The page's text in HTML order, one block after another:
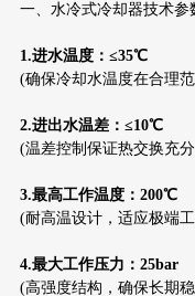
一、水冷式冷却器技术参
1.进水温度：≤35℃
(确保冷却水温度在合理
2.进出水温差：≤10℃
(温差控制保证热交换充
3.最高工作温度：200℃
(耐高温设计，适应极端
4.最大工作压力：25bar
(高强度结构，确保长期